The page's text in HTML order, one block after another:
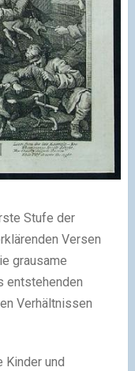
Stufe der
Versen
grausame
entstehenden
Verhältnissen
Kinder und